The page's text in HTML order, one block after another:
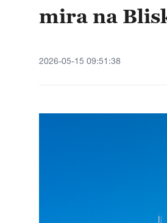
mira na
2026-05-15 09:51:38